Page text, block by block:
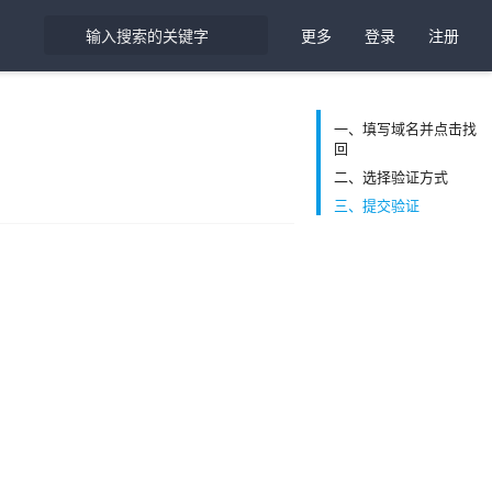
更多 登录 注册
一、填写域名并点击找
回
二、选择验证方式
三、提交验证